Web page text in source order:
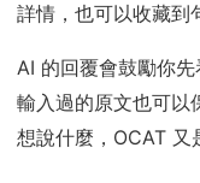
詳情，也可以收藏到
AI 的回覆會鼓勵你
輸入過的原文也可以
想說什麼，OCAT 又